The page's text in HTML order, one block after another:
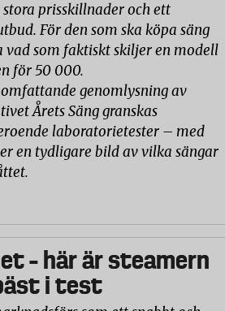
prisskillnader och ett
För den som ska köpa säng
som faktiskt skiljer en modell
för 50 000.
genomlysning av
Årets Säng granskas
laboratorietester – med
en tydligare bild av vilka sängar
– här är steamern
i test